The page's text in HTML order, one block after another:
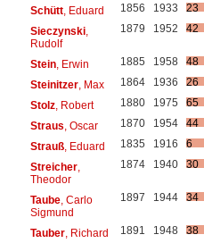
Schütt, Eduard 1856 1933
23
Sieczynski,
Rudolf
1879 1952 42
Stein, Erwin 1885 1958
48
Steinitzer, Max 1864 1936
26
Stolz, Robert 1880 1975
65
Straus , Oscar 1870 1954
44
Strauß, Eduard 1835 1916
6
Streicher,
Theodor
1874 1940 30
Taube, Carlo
Sigmund
1897 1944 34
Tauber, Richard 1891 1948 38